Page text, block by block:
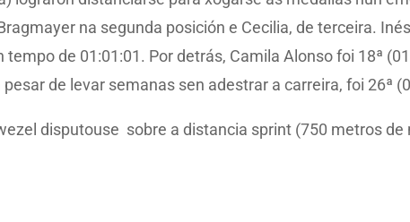
na segunda posición e Cecilia, de terceira.
de 01:01:01. Por detrás, Camila Alonso foi 18ª
de levar semanas sen adestrar a carreira, foi 26ª
disputouse sobre a distancia sprint (750 metros